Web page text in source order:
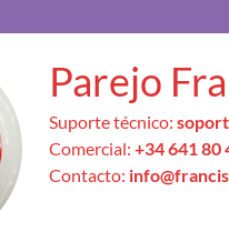
Parejo
Suporte técnico:
Comercial: +34 641 80
Contacto: